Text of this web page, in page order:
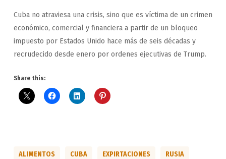
Cuba no atraviesa una crisis, sino que es víctima de un crimen
económico, comercial y financiera a partir de un bloqueo
impuesto por Estados Unido hace más de seis décadas y
recrudecido desde enero por ordenes ejecutivas de Trump.
Share this:
ALIMENTOS CUBA EXPIRTACIONES RUSIA